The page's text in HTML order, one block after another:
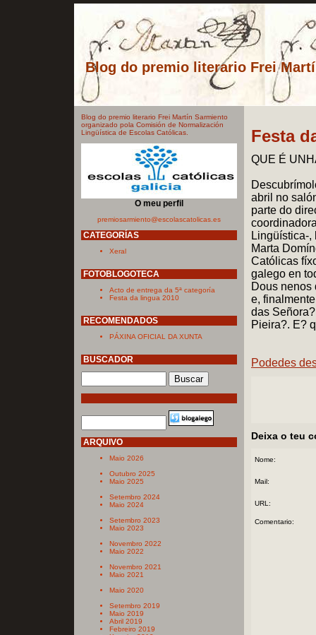
Blog do premio literario Frei
Blog do premio literario Frei Martín Sarmiento
organizado pola Comisión de Normalización
Lingüística de Escolas Católicas.
O meu perfil
premiosarmiento@escolascatolicas.es
CATEGORÍAS
Xeral
FOTOBLOGOTECA
Acto de entrega da 5ª categoría
Festa da lingua 2010
RECOMENDADOS
PÁXINA OFICIAL DA XUNTA
BUSCADOR
ARQUIVO
Maio 2026
Outubro 2025
Maio 2025
Setembro 2024
Maio 2024
Setembro 2023
Maio 2023
Novembro 2022
Maio 2022
Novembro 2021
Maio 2021
Maio 2020
Setembro 2019
Maio 2019
Abril 2019
Febreiro 2019
Festa
QUE É
abril no
parte do
Lingüística-
Marta
Católicas
galego en
Dous nenos
e,
das
Pieira?. E?
Podedes
Deixa o teu
Nome:
Mail:
URL:
Comentario: